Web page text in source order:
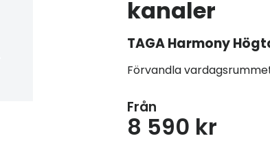
kanaler
TAGA Harmony
Förvandla
Från
8 590 kr